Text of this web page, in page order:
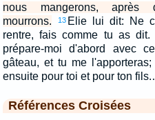
nous mangerons, après
mourrons.
13 Elie lui dit: Ne
rentre, fais comme tu as dit.
prépare-moi d'abord avec
gâteau, et tu me
ensuite pour toi et pour ton
Références Croisées